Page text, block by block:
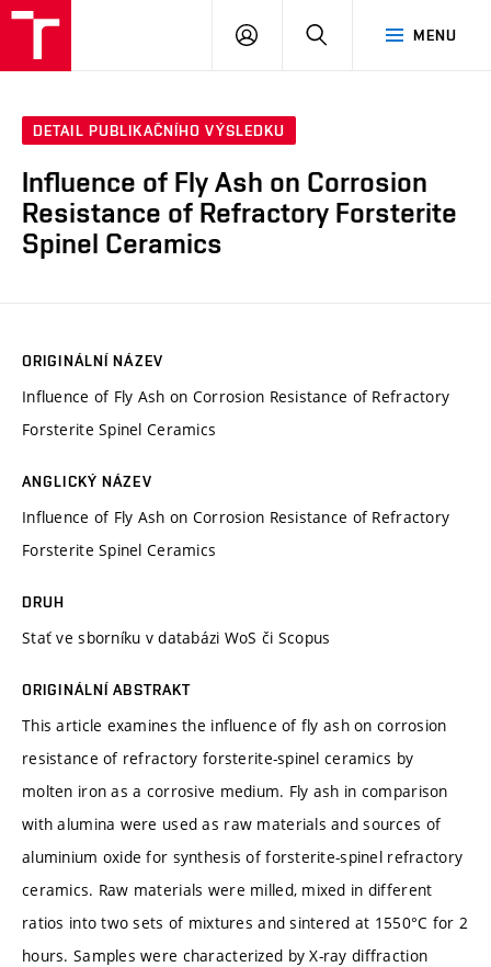
MENU
PŘIHLÁSIT
DETAIL PUBLIKAČNÍHO VÝSLEDKU
Influence of Fly Ash on Corrosion
Resistance of Refractory Forsterite
Spinel Ceramics
ORIGINÁLNÍ NÁZEV
Influence of Fly Ash on Corrosion Resistance of Refractory
Forsterite Spinel Ceramics
ANGLICKÝ NÁZEV
Influence of Fly Ash on Corrosion Resistance of Refractory
Forsterite Spinel Ceramics
DRUH
Stať ve sborníku v databázi WoS či Scopus
ORIGINÁLNÍ ABSTRAKT
This article examines the influence of fly ash on corrosion
resistance of refractory forsterite-spinel ceramics by
molten iron as a corrosive medium. Fly ash in comparison
with alumina were used as raw materials and sources of
aluminium oxide for synthesis of forsterite-spinel refractory
ceramics. Raw materials were milled, mixed in different
ratios into two sets of mixtures and sintered at 1550°C for 2
hours. Samples were characterized by X-ray diffraction